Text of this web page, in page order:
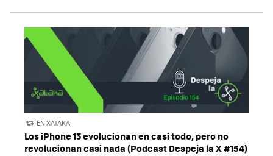
EN XATAKA
Los iPhone 13 evolucionan en casi todo, pero no
revolucionan casi nada (Podcast Despeja la X #154)